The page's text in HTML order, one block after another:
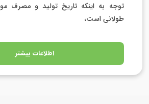
توجه به اینکه تاریخ تولید و مصرف
طولانی است،
اطلاعات بیشتر